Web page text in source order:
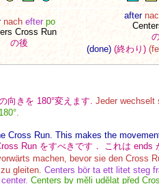
nach efter po
Cross Run
の後
after
(done) (終わり)
向きを 180°変えます. Jeder wechselt
Cross Run. This makes the
Run をすべきです． これは
machen, bevor sie den Cross
gleiten. Centers bör ta ett litet steg
Centers by měli udělat před